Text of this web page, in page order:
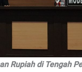
Rupiah di Tengah